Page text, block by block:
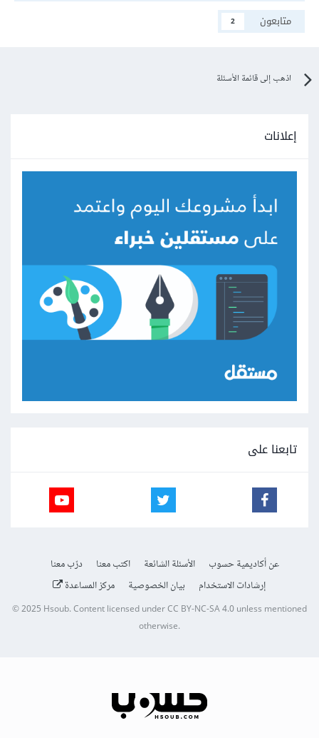
متابعون
2
اذهب إلى قائمة الأسئلة
إعلانات
تابعنا على
عن أكاديمية حسوب الأسئلة الشائعة اكتب معنا
درّب معنا
إرشادات الاستخدام
بيان الخصوصية مركز المساعدة
© 2025Hsoub.Content licensed underCC BY-NC-SA 4.0unless mentioned
otherwise.